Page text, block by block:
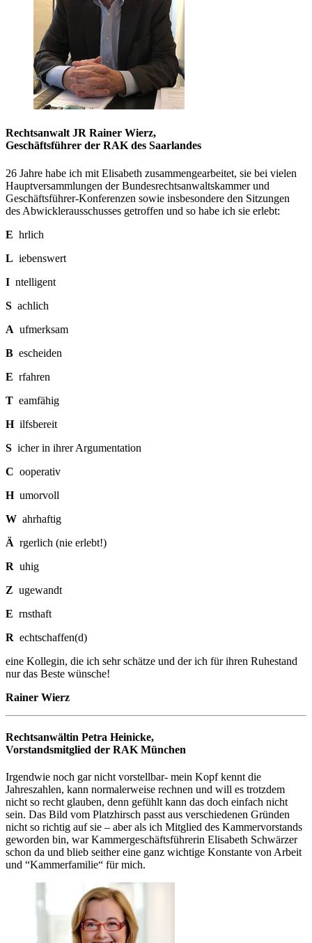
Rechtsanwalt JR Rainer Wierz,
Geschäftsführer der RAK des Saarlandes
26 Jahre habe ich mit Elisabeth zusammengearbeitet, sie bei vielen
Hauptversammlungen der Bundesrechtsanwaltskammer und
Geschäftsführer-Konferenzen sowie insbesondere den Sitzungen
des Abwicklerausschusses getroffen und so habe ich sie erlebt:
E hrlich
L iebenswert
I ntelligent
S achlich
A ufmerksam
B escheiden
E rfahren
T eamfähig
H ilfsbereit
S icher in ihrer Argumentation
C ooperativ
H umorvoll
W ahrhaftig
Ä rgerlich (nie erlebt!)
R uhig
Z ugewandt
E rnsthaft
R echtschaffen(d)
eine Kollegin, die ich sehr schätze und der ich für ihren Ruhestand
nur das Beste wünsche!
Rainer Wierz
Rechtsanwältin Petra Heinicke,
Vorstandsmitglied der RAK München
Irgendwie noch gar nicht vorstellbar- mein Kopf kennt die
Jahreszahlen, kann normalerweise rechnen und will es trotzdem
nicht so recht glauben, denn gefühlt kann das doch einfach nicht
sein. Das Bild vom Platzhirsch passt aus verschiedenen Gründen
nicht so richtig auf sie – aber als ich Mitglied des Kammervorstands
geworden bin, war Kammergeschäftsführerin Elisabeth Schwärzer
schon da und blieb seither eine ganz wichtige Konstante von Arbeit
und “Kammerfamilie“ für mich.